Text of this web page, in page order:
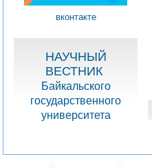
вконтакте
НАУЧНЫЙ
ВЕСТНИК
Байкальского
государственного
университета